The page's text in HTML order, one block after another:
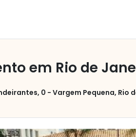
em Rio de
0 - Vargem Pequena, Rio